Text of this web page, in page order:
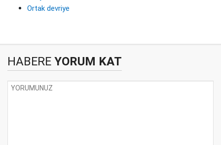
Ortak devriye
HABERE YORUM KAT